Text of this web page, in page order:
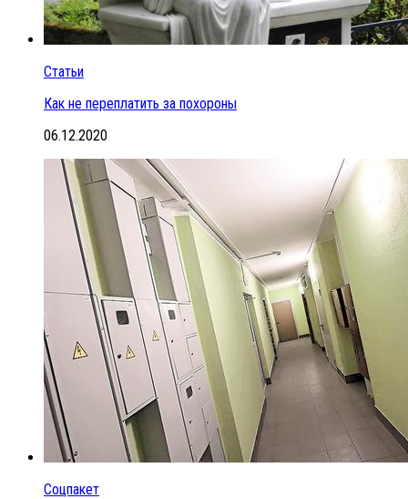
Статьи
Как не переплатить за похороны
06.12.2020
Соцпакет